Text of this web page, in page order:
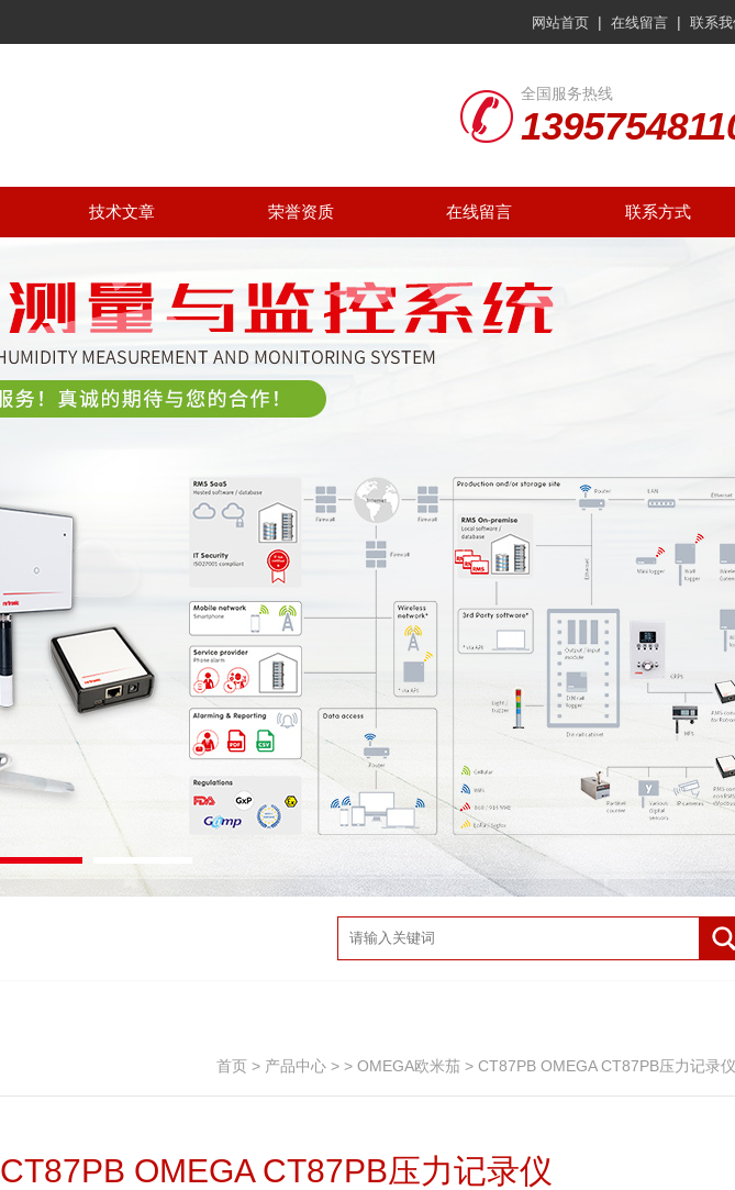
网站首页 | 在线留言 | 联系
全国服务热线
技术文章 荣誉资质 在线留言 联系方式
首页 > 产品中心 > > OMEGA欧米茄 > CT87PB OMEGA CT87PB压力记录仪
CT87PB OMEGA CT87PB压力记录仪